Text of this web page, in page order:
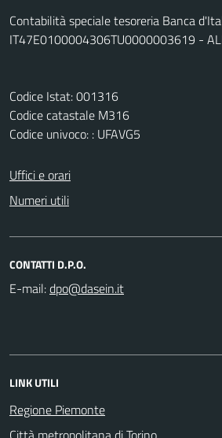
Contabilità speciale tesoreria Banca
IT47E0100004306TU0000003619 -
Codice Istat: 001316
Codice catastale M316
Codice univoco: : UFAVG5
Uffici e orari
Numeri utili
CONTATTI D.P.O.
E-mail:
LINK UTILI
Regione Piemonte